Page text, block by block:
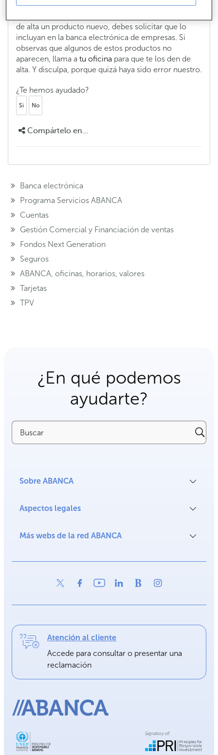
empresas, debes seleccionar las cuentas o
de alta un producto nuevo, debes solicitar que lo
incluyan en la banca electrónica de empresas. Si
observas que algunos de estos productos no
aparecen, llama a tu oficina para que te los den de
alta. Y disculpa, porque quizá haya sido error nuestro.
¿Te hemos ayudado?
Si No
Compártelo en...
Banca electrónica
Programa Servicios ABANCA
Cuentas
Gestión Comercial y Financiación de ventas
Fondos Next Generation
Seguros
ABANCA, oficinas, horarios, valores
Tarjetas
TPV
¿En qué podemos
ayudarte?
Buscar
Sobre ABANCA
Aspectos legales
Más webs de la red ABANCA
Atención al cliente
Accede para consultar o presentar una
reclamación